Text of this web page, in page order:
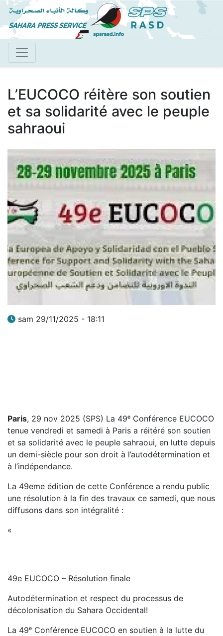
Aller
au
contenu
L’EUCOCO réitère son soutien
et sa solidarité avec le peuple
sahraoui
sam 29/11/2025 - 18:11
Paris, 29 nov 2025 (SPS) La 49ᵉ Conférence EUCOCO
tenue vendredi et samedi à Paris a réitéré son soutien
et sa solidarité avec le peuple sahraoui, en lutte depuis
un demi-siècle pour son droit à l’autodétermination et
à l’indépendance.
La 49eme édition de cette Conférence a rendu public
une résolution à la fin des travaux ce samedi, que nous
diffusons dans son intégralité :
«
49e EUCOCO – Résolution finale
Autodétermination et respect du processus de
décolonisation du Sahara Occidental!
La 49ᵉ Conférence EUCOCO en soutien à la lutte du